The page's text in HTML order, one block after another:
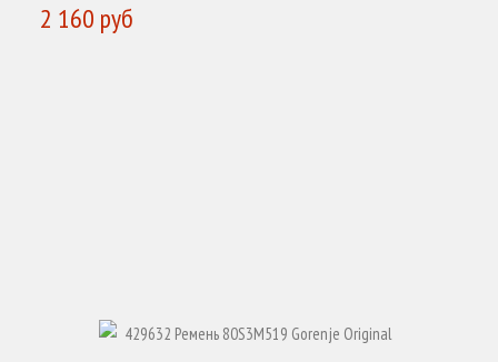
2 160 руб